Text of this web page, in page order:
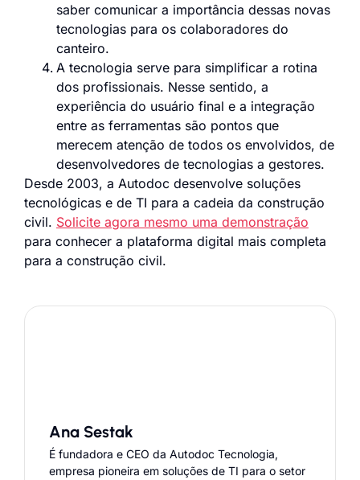
saber comunicar a importância dessas novas
tecnologias para os colaboradores do
canteiro.
A tecnologia serve para simplificar a rotina
dos profissionais. Nesse sentido, a
experiência do usuário final e a integração
entre as ferramentas são pontos que
merecem atenção de todos os envolvidos, de
desenvolvedores de tecnologias a gestores.
Desde 2003, a Autodoc desenvolve soluções
tecnológicas e de TI para a cadeia da construção
civil. Solicite agora mesmo uma demonstração
para conhecer a plataforma digital mais completa
para a construção civil.
Ana Sestak
É fundadora e CEO da Autodoc Tecnologia,
empresa pioneira em soluções de TI para o setor